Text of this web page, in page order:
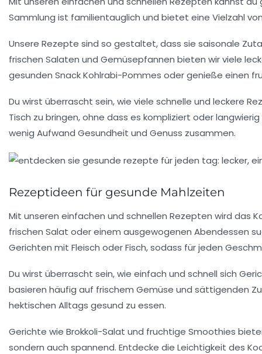
Sammlung ist familientauglich und bietet eine Vielzahl
Unsere Rezepte sind so gestaltet, dass sie saisonale
frischen Salaten und Gemüsepfannen bieten wir viele
gesunden SnackKohlrabi-Pommes oder genieße einen
Du wirst überrascht sein, wie viele schnelle und leckere
Tisch zu bringen, ohne dass es kompliziert oder
wenig Aufwand Gesundheit und Genuss zusammen.
Rezeptideen für gesunde Mahlzeiten
Mit unseren einfachen und schnellen Rezepten wird das
frischen Salat oder einem ausgewogenen Abendessen
Gerichten mit Fleisch oderFisch, sodass für jeden
Du wirst überrascht sein, wie einfach und schnell sich
basieren häufig auf frischem Gemüse und sättigenden
hektischen Alltags gesund zu essen.
Gerichte wie Brokkoli-Salat und fruchtige Smoothies
sondern auch spannend. Entdecke die Leichtigkeit des